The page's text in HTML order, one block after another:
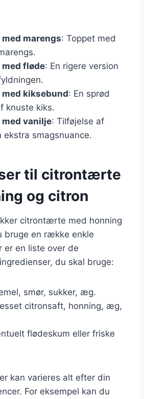
marengs: Toppet med
fløde: En rigere version
kiksebund: En sprød
knuste kiks.
vanilje: Tilføjelse af
ekstra smagsnuance.
til citrontærte
og citron
citrontærte med honning
bruge en række enkle
er en liste over de
du skal bruge:
smør, sukker, æg.
citronsaft, honning, æg,
flødeskum eller friske
kan varieres alt efter din
For eksempel kan du